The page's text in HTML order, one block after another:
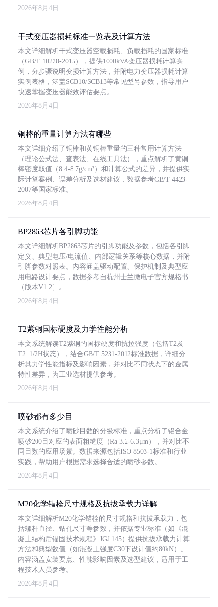
2026年8月4日
干式变压器损耗标准一览表及计算方法
本文详细解析干式变压器空载损耗、负载损耗的国家标准
（GB/T 10228-2015），提供1000kVA变压器损耗计算实
例，分步骤说明变损计算方法，并附电力变压器损耗计算
实例表格，涵盖SCB10/SCB13等常见型号参数，指导用户
快速掌握变压器能效评估要点。
2026年8月4日
铜棒的重量计算方法有哪些
本文详细介绍了铜棒和黄铜棒重量的三种常用计算方法
（理论公式法、查表法、在线工具法），重点解析了黄铜
棒密度取值（8.4-8.7g/cm³）和计算公式的差异，并提供实
际计算案例、误差分析及选材建议，数据参考GB/T 4423-
2007等国家标准。
2026年8月4日
BP2863芯片各引脚功能
本文详细解析BP2863芯片的引脚功能及参数，包括各引脚
定义、典型电压/电流值、内部逻辑关系等核心数据，并附
引脚参数对照表。内容涵盖驱动配置、保护机制及典型应
用电路设计要点，数据参考自杭州士兰微电子官方规格书
（版本V1.2）。
2026年8月4日
T2紫铜国标硬度及力学性能分析
本文系统解读T2紫铜的国标硬度和抗拉强度（包括T2及
T2_1/2H状态），结合GB/T 5231-2012标准数据，详细分
析其力学性能指标及影响因素，并对比不同状态下的金属
特性差异，为工业选材提供参考。
2026年8月4日
喷砂都有多少目
本文系统介绍了喷砂目数的分级标准，重点分析了铝合金
喷砂200目对应的表面粗糙度（Ra 3.2-6.3μm），并对比不
同目数的应用场景。数据来源包括ISO 8503-1标准和行业
实践，帮助用户根据需求选择合适的喷砂参数。
2026年8月4日
M20化学锚栓尺寸规格及抗拔承载力详解
本文详细解析M20化学锚栓的尺寸规格和抗拔承载力，包
括螺杆直径、钻孔尺寸等参数，并依据专业标准（如《混
凝土结构后锚固技术规程》JGJ 145）提供抗拔承载力计算
方法和典型数值（如混凝土强度C30下设计值约80kN）。
内容涵盖安装要点、性能影响因素及选型建议，适用于工
程技术人员参考。
2026年8月4日